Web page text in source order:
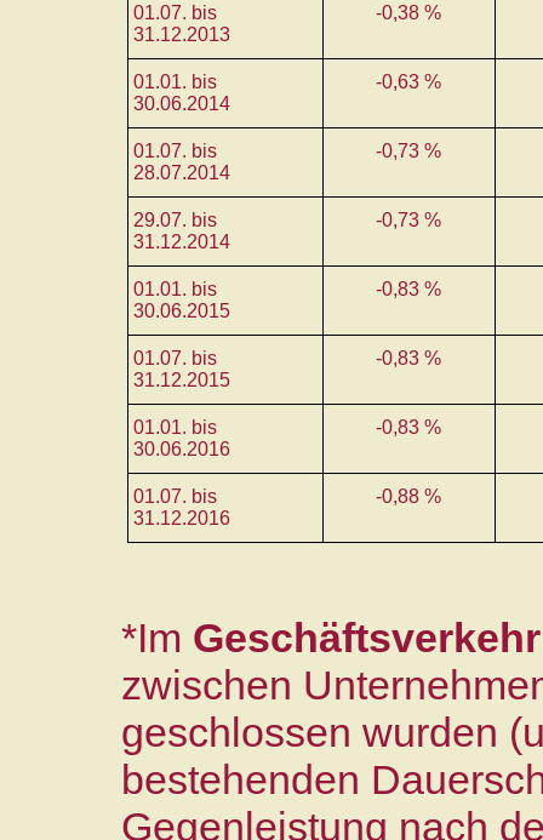
01.07. bis
31.12.2013
-0,38 %
01.01. bis
30.06.2014
-0,63 %
01.07. bis
28.07.2014
-0,73 %
29.07. bis
31.12.2014
-0,73 %
01.01. bis
30.06.2015
-0,83 %
01.07. bis
31.12.2015
-0,83 %
01.01. bis
30.06.2016
-0,83 %
01.07. bis
31.12.2016
-0,88 %
*Im Geschäftsverkehr
zwischen
geschlossen wurden
bestehenden
Gegenleistung nach